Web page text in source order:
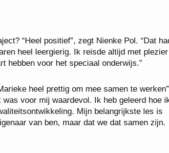
“Heel positief”, zegt Nienke Pol. “Dat
heel leergierig. Ik reisde altijd met
hebben voor het speciaal onderwijs.”
heel prettig om mee samen te
voor mij waardevol. Ik heb geleerd hoe
Mijn belangrijkste les is
van ben, maar dat we dat samen zijn.